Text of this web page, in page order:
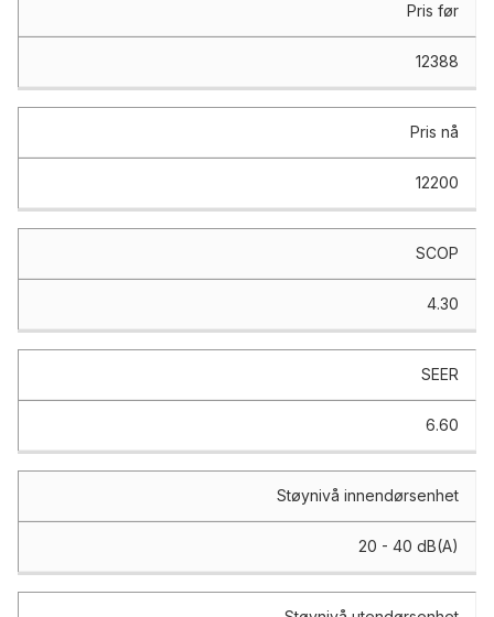
Pris før
12388
Pris nå
12200
SCOP
4.30
SEER
6.60
Støynivå innendørsenhet
20 - 40 dB(A)